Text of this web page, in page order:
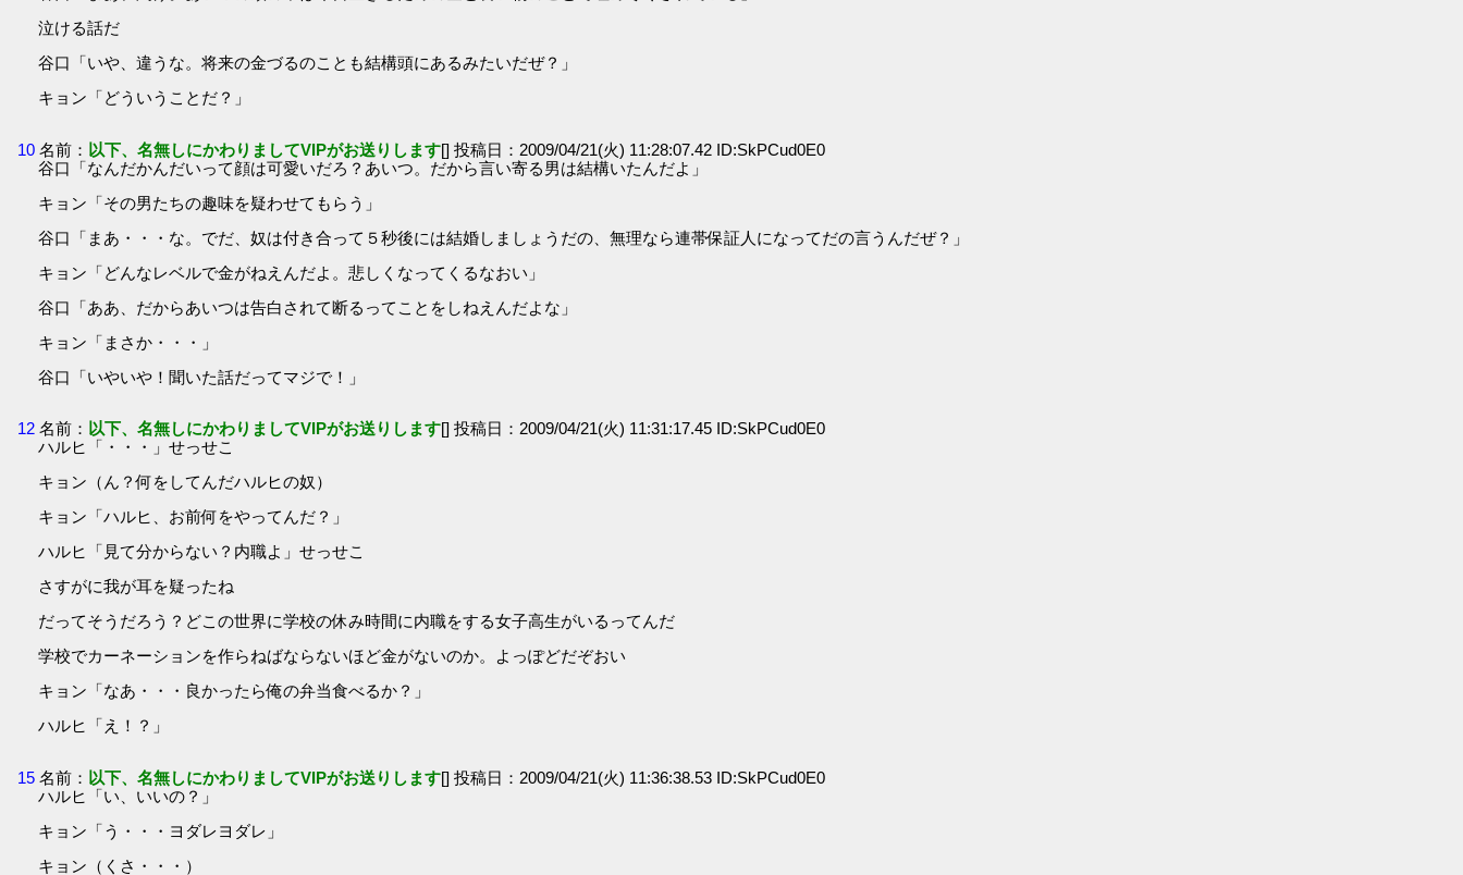
泣ける話だ
谷口「いや、違うな。将来の金づるのことも結構頭にあるみたいだぜ？」
キョン「どういうことだ？」
10 名前： 以下、名無しにかわりましてVIPがお送りします[] 投稿日：2009/04/21(火) 11:28:07.42 ID:SkPCud0E0
谷口「なんだかんだいって顔は可愛いだろ？あいつ。だから言い寄る男は結構いたんだよ」
キョン「その男たちの趣味を疑わせてもらう」
谷口「まあ・・・な。でだ、奴は付き合って５秒後には結婚しましょうだの、無理なら連帯保証人になってだの言うんだぜ？」
キョン「どんなレベルで金がねえんだよ。悲しくなってくるなおい」
谷口「ああ、だからあいつは告白されて断るってことをしねえんだよな」
キョン「まさか・・・」
谷口「いやいや！聞いた話だってマジで！」
12 名前： 以下、名無しにかわりましてVIPがお送りします[] 投稿日：2009/04/21(火) 11:31:17.45 ID:SkPCud0E0
ハルヒ「・・・」せっせこ
キョン（ん？何をしてんだハルヒの奴）
キョン「ハルヒ、お前何をやってんだ？」
ハルヒ「見て分からない？内職よ」せっせこ
さすがに我が耳を疑ったね
だってそうだろう？どこの世界に学校の休み時間に内職をする女子高生がいるってんだ
学校でカーネーションを作らねばならないほど金がないのか。よっぽどだぞおい
キョン「なあ・・・良かったら俺の弁当食べるか？」
ハルヒ「え！？」
15 名前： 以下、名無しにかわりましてVIPがお送りします[] 投稿日：2009/04/21(火) 11:36:38.53 ID:SkPCud0E0
ハルヒ「い、いいの？」
キョン「う・・・ヨダレヨダレ」
キョン（くさ・・・）